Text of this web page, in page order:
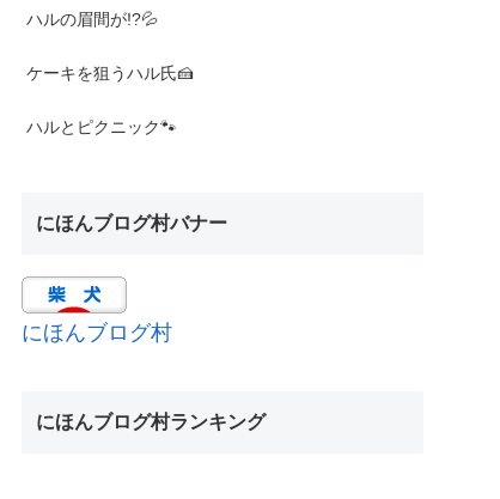
ハルの眉間が!?💦
ケーキを狙うハル氏🍰
ハルとピクニック🐾
にほんブログ村バナー
にほんブログ村
にほんブログ村ランキング